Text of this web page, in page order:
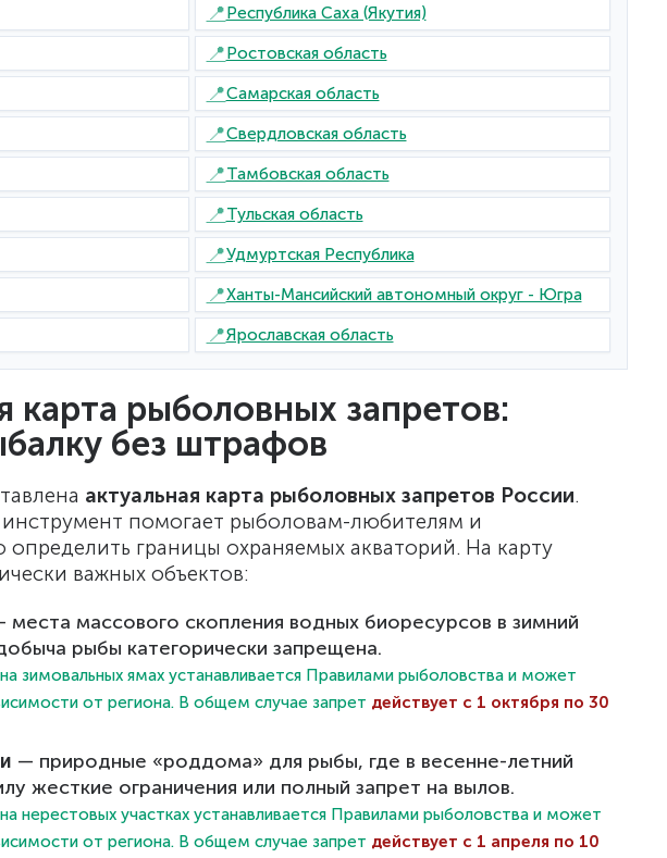
📍Республика Саха (Якутия)
📍Ростовская область
📍Самарская область
📍Свердловская область
📍Тамбовская область
📍Тульская область
📍Удмуртская Республика
📍Ханты-Мансийский автономный округ - Югра
📍Ярославская область
карта рыболовных запретов:
без штрафов
актуальная карта рыболовных запретов России.
помогает рыболовам-любителям и
границы охраняемых акваторий. На карту
важных объектов:
места массового скопления водных биоресурсов в зимний
рыбы категорически запрещена.
зимовальных ямах устанавливается Правилами рыболовства и может
от региона. В общем случае запрет действует с 1 октября по 30
— природные «роддома» для рыбы, где в весенне-летний
жесткие ограничения или полный запрет на вылов.
нерестовых участках устанавливается Правилами рыболовства и может
от региона. В общем случае запрет действует с 1 апреля по 10